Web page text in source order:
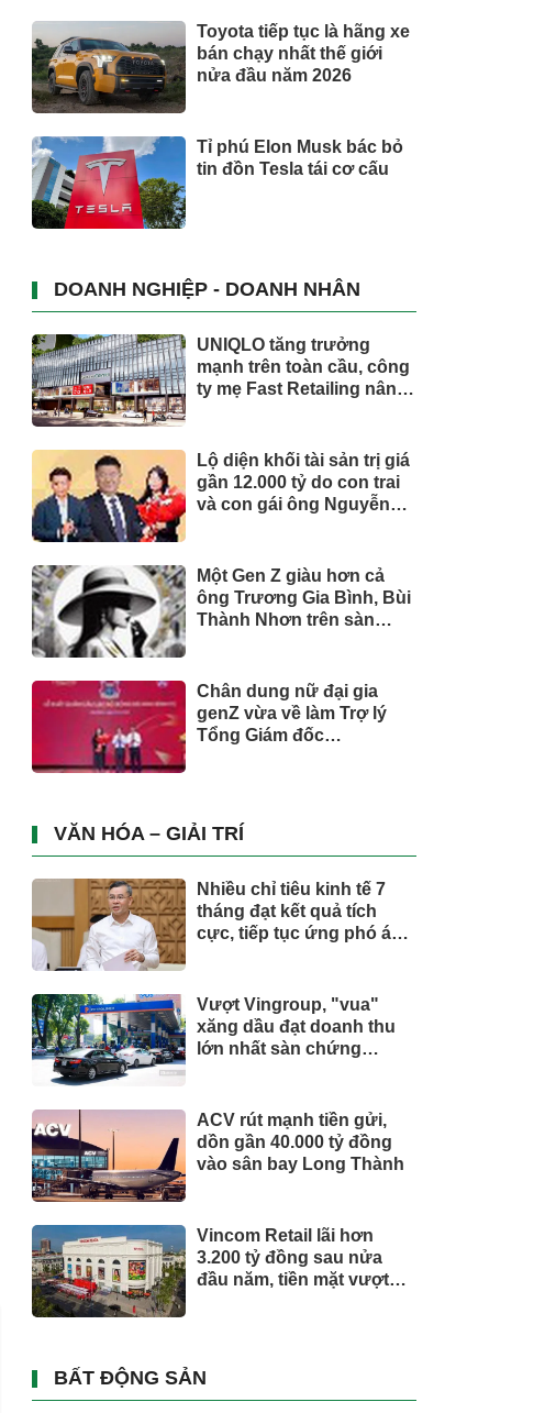
Toyota tiếp tục là hãng xe
bán chạy nhất thế giới
nửa đầu năm 2026
Tỉ phú Elon Musk bác bỏ
tin đồn Tesla tái cơ cấu
DOANH NGHIỆP - DOANH NHÂN
UNIQLO tăng trưởng
mạnh trên toàn cầu, công
ty mẹ Fast Retailing nâng
Lộ diện khối tài sản trị giá
gần 12.000 tỷ do con trai
và con gái ông Nguyễn
Một Gen Z giàu hơn cả
ông Trương Gia Bình, Bùi
Thành Nhơn trên sàn
Chân dung nữ đại gia
genZ vừa về làm Trợ lý
Tổng Giám đốc
trụ, nắm giữ khối tài sản
hàng nghìn tỷ
VĂN HÓA – GIẢI TRÍ
Nhiều chỉ tiêu kinh tế 7
tháng đạt kết quả tích
cực, tiếp tục ứng phó áp
Vượt Vingroup, "vua"
xăng dầu đạt doanh thu
lớn nhất sàn chứng
ACV rút mạnh tiền gửi,
dồn gần 40.000 tỷ đồng
vào sân bay Long Thành
Vincom Retail lãi hơn
3.200 tỷ đồng sau nửa
đầu năm, tiền mặt vượt
BẤT ĐỘNG SẢN